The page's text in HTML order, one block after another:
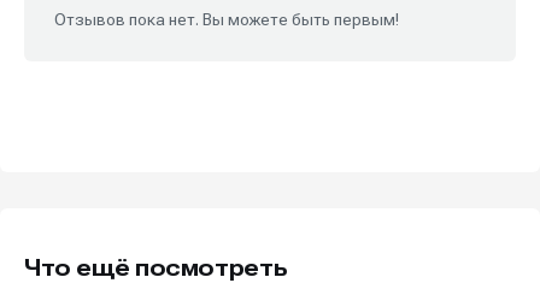
Отзывов пока нет. Вы можете быть первым!
Что ещё посмотреть